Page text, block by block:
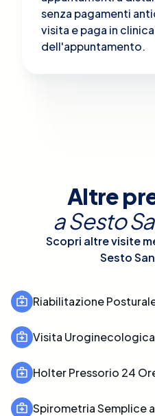
senza pagamenti
visita e paga in
dell'appuntamento.
Altre
aSesto
Scopri altre visite
Sesto
Riabilitazione
Visita Uroginecologica
Holter Pressorio 24
Spirometria Semplice